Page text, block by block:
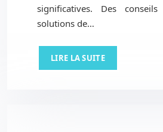
significatives. Des
solutions de…
LIRE LA SUITE